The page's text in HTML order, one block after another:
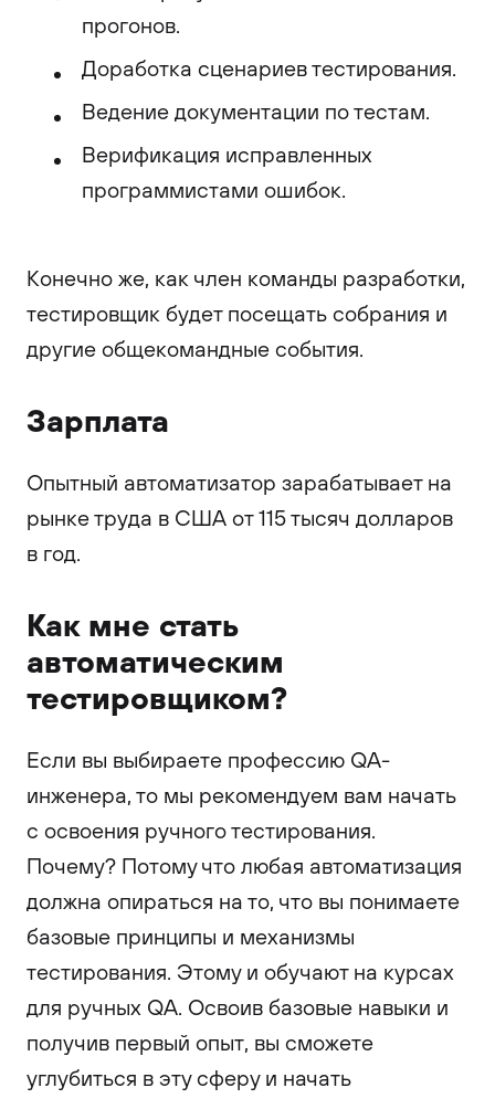
прогонов.
Доработка сценариев тестирования.
Ведение документации по тестам.
Верификация исправленных
программистами ошибок.
Конечно же, как член команды разработки,
тестировщик будет посещать собрания и
другие общекомандные события.
Зарплата
Опытный автоматизатор зарабатывает на
рынке труда в США от 115 тысяч долларов
в год.
Как мне стать
автоматическим
тестировщиком?
Если вы выбираете профессию QA-
инженера, то мы рекомендуем вам начать
с освоения ручного тестирования.
Почему? Потому что любая автоматизация
должна опираться на то, что вы понимаете
базовые принципы и механизмы
тестирования. Этому и обучают на курсах
для ручных QA. Освоив базовые навыки и
получив первый опыт, вы сможете
углубиться в эту сферу и начать